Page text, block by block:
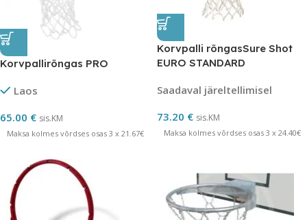
Korvpallirõngas PRO
Laos
65.00 € sis.KM
Maksa kolmes võrdses osas 3 x 21.67€
Korvpalli rõngasSure Shot
EURO STANDARD
Saadaval järeltellimisel
73.20 € sis.KM
Maksa kolmes võrdses osas 3 x 24.40€